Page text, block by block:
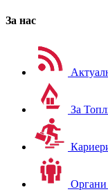
За нас
За
Органи